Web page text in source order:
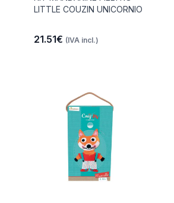
LITTLE COUZIN UNICORNIO
21.51€ (IVA incl.)